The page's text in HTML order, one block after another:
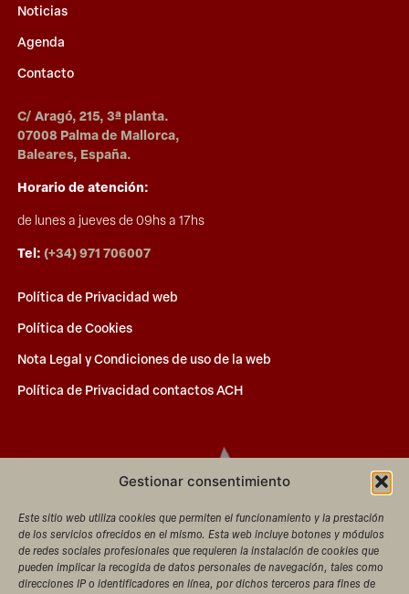
Gestionar consentimiento
Este sitio web utiliza cookies que permiten el funcionamiento y la prestación
de los servicios ofrecidos en el mismo. Esta web incluye botones y módulos
de redes sociales profesionales que requieren la instalación de cookies que
pueden implicar la recogida de datos personales de navegación, tales como
direcciones IP o identificadores en línea, por dichos terceros para fines de
Noticias
Agenda
Contacto
C/ Aragó, 215, 3ª planta.
07008 Palma de Mallorca,
Baleares, España.
Horario de atención:
de lunes a jueves de 09hs a 17hs
Tel:(+34) 971 706007
Política de Privacidad web
Política de Cookies
Nota Legal y Condiciones de uso de la web
Política de Privacidad contactos ACH